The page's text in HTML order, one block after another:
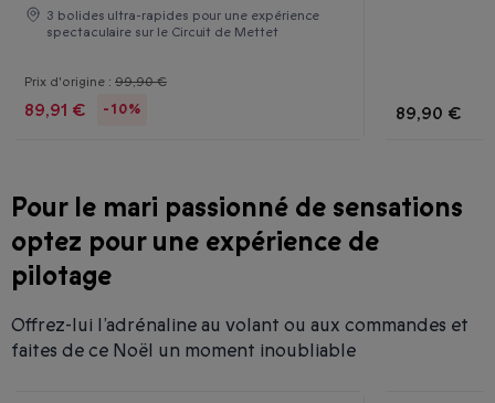
3 bolides ultra-rapides pour une expérience
spectaculaire sur le Circuit de Mettet
Prix d'origine : 99,90 €
89,91 € -10% 89,90 €
Pour le mari passionné de sensations
optez pour une expérience de
pilotage
Offrez-lui l’adrénaline au volant ou aux commandes et
faites de ce Noël un moment inoubliable